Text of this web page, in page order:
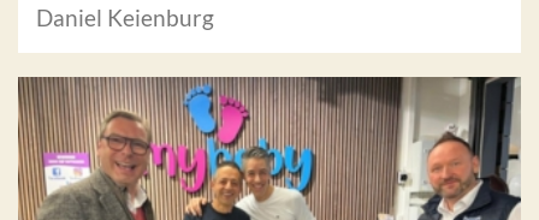
Daniel Keienburg